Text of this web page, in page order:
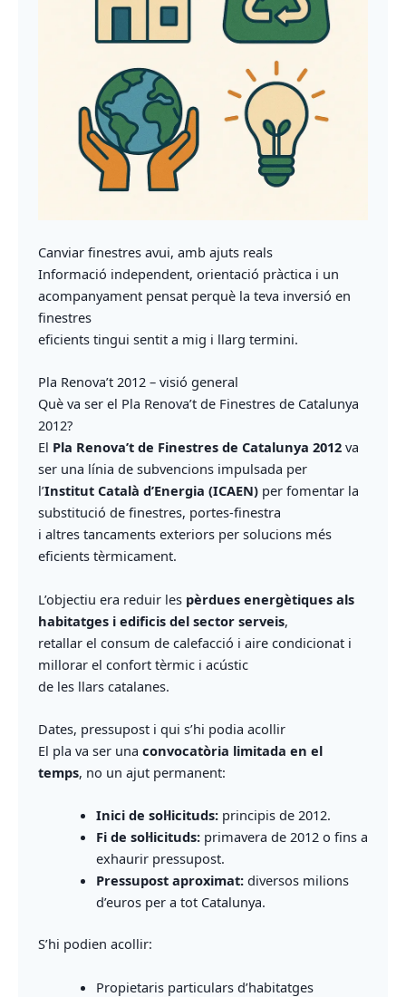
Canviar finestres avui, amb ajuts reals
Informació independent, orientació pràctica i un
acompanyament pensat perquè la teva inversió en
finestres
eficients tingui sentit a mig i llarg termini.
Pla Renova’t 2012 – visió general
Què va ser el Pla Renova’t de Finestres de Catalunya
2012?
El Pla Renova’t de Finestres de Catalunya 2012va
ser una línia de subvencions impulsada per
l’Institut Català d’Energia (ICAEN)per fomentar la
substitució de finestres, portes‑finestra
i altres tancaments exteriors per solucions més
eficients tèrmicament.
L’objectiu era reduir les pèrdues energètiques als
habitatges i edificis del sector serveis,
retallar el consum de calefacció i aire condicionat i
millorar el confort tèrmic i acústic
de les llars catalanes.
Dates, pressupost i qui s’hi podia acollir
El pla va ser una convocatòria limitada en el
temps, no un ajut permanent:
Inici de sol·licituds:principis de 2012.
Fi de sol·licituds:primavera de 2012 o fins a
exhaurir pressupost.
Pressupost aproximat:diversos milions
d’euros per a tot Catalunya.
S’hi podien acollir:
Propietaris particulars d’habitatges